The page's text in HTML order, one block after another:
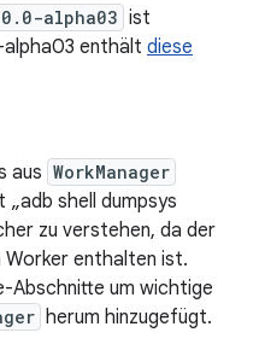
alpha03 ist
enthält diese
aus WorkManager
shell dumpsys
zu verstehen, da der
enthalten ist.
Abschnitte um wichtige
herum hinzugefügt.